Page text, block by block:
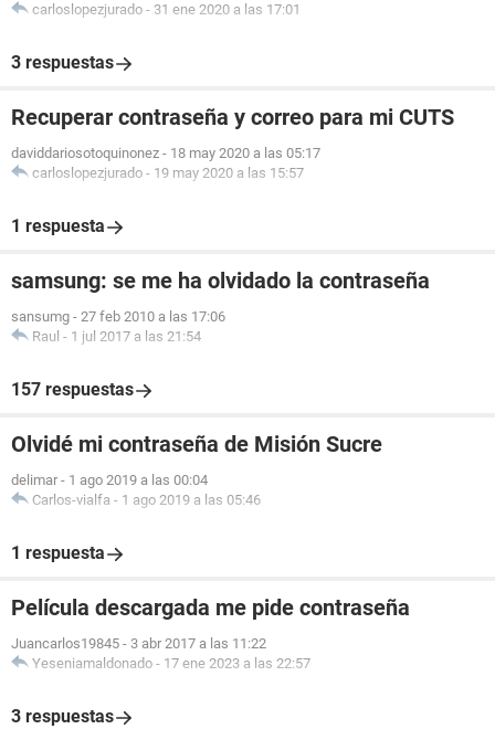
carloslopezjurado - 31 ene 2020 a las 17:01
3 respuestas
Recuperar contraseña y correo para mi CUTS
daviddariosotoquinonez - 18 may 2020 a las 05:17
carloslopezjurado - 19 may 2020 a las 15:57
1 respuesta
samsung: se me ha olvidado la contraseña
sansumg - 27 feb 2010 a las 17:06
Raul - 1 jul 2017 a las 21:54
157 respuestas
Olvidé mi contraseña de Misión Sucre
delimar - 1 ago 2019 a las 00:04
Carlos-vialfa - 1 ago 2019 a las 05:46
1 respuesta
Película descargada me pide contraseña
Juancarlos19845 - 3 abr 2017 a las 11:22
Yeseniamaldonado - 17 ene 2023 a las 22:57
3 respuestas